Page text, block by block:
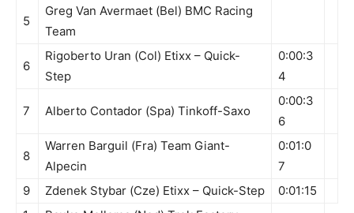
5
Greg Van Avermaet (Bel) BMC Racing
Team
6
Rigoberto Uran (Col) Etixx – Quick-
Step
0:00:3
4
7 Alberto Contador (Spa) Tinkoff-Saxo
0:00:3
6
8
Warren Barguil (Fra) Team Giant-
Alpecin
0:01:0
7
9
Zdenek Stybar (Cze) Etixx – Quick-Step
0:01:15